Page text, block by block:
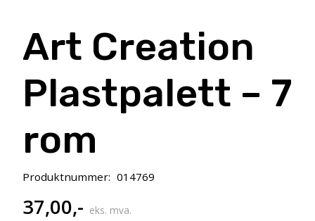
Art Creation
Plastpalett – 7
rom
Produktnummer: 014769
37,00,- eks. mva.